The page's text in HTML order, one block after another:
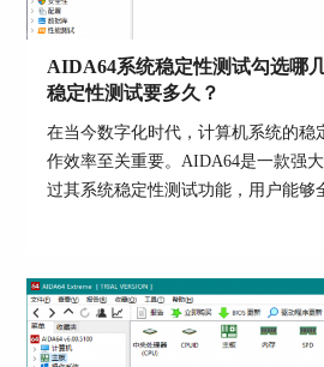
2.内存与缓存测试工具:上述是
具，这一项就是用于测试内存
存和各级缓存的读、写、复制
AIDA64系统稳定性测试勾选哪
稳定性测试要多久？
在当今数字化时代，计算机系统的稳
作效率至关重要。AIDA64是一款强
过其系统稳定性测试功能，用户能够
和稳定性。而在进行AIDA64软件进
定性测试勾选哪几个，AIDA64系统
体内容。...